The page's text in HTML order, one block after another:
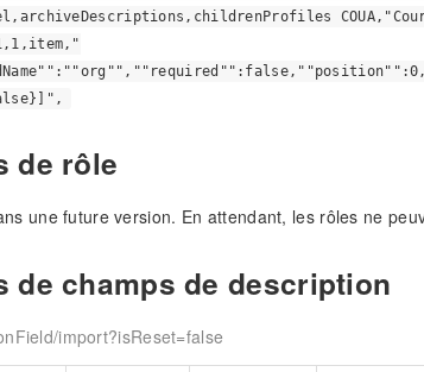
de rôle
une future version. En attendant, les rôles ne
de champs de description
import?isReset=false